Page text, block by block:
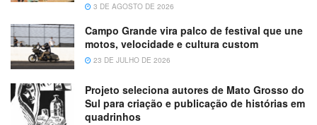
3 DE AGOSTO DE 2026
Campo Grande vira palco de festival que une
motos, velocidade e cultura custom
23 DE JULHO DE 2026
Projeto seleciona autores de Mato Grosso do
Sul para criação e publicação de histórias em
quadrinhos